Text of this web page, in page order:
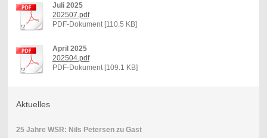
Juli 2025
202507.pdf
PDF-Dokument [110.5 KB]
April 2025
202504.pdf
PDF-Dokument [109.1 KB]
Aktuelles
25 Jahre WSR: Nils Petersen zu Gast